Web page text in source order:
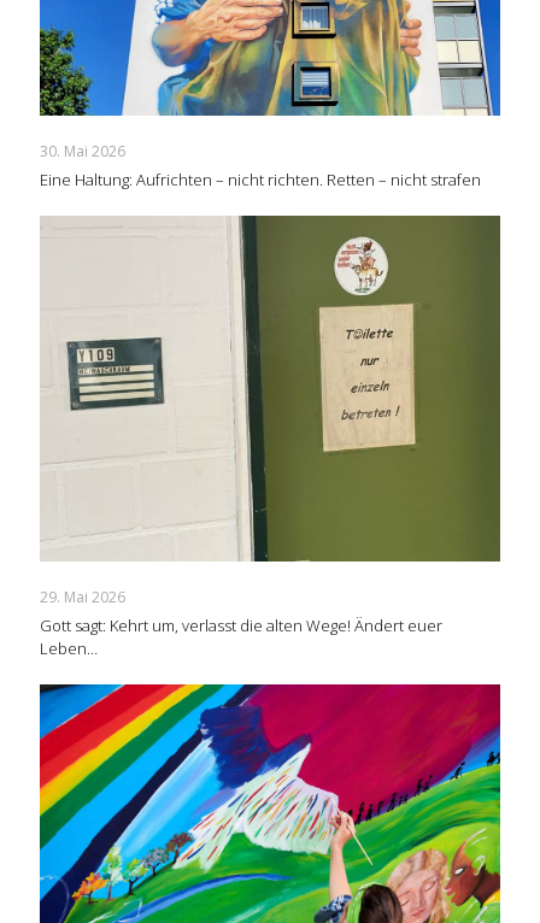
30. Mai 2026
Eine Haltung: Aufrichten – nicht richten. Retten – nicht strafen
29. Mai 2026
Gott sagt: Kehrt um, verlasst die alten Wege! Ändert euer
Leben…